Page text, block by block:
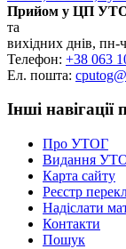
Проєкт
На
Статут
Прийом у ЦП
та
вихідних днів, пн-
Телефон: +38 063
Ел. пошта:
Інші навігації
Про УТОГ
Видання
Карта сайту
Реєстр
Надіслати
Контакти
Пошук